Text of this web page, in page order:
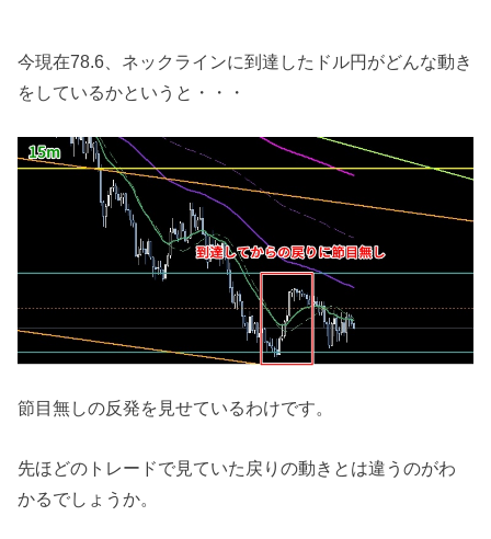
今現在78.6、ネックラインに到達したドル円がどんな動き
をしているかというと・・・
節目無しの反発を見せているわけです。
先ほどのトレードで見ていた戻りの動きとは違うのがわ
かるでしょうか。